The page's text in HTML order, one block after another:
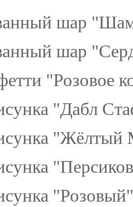
шар
шар
"Розовое
"Дабл
"Жёлтый